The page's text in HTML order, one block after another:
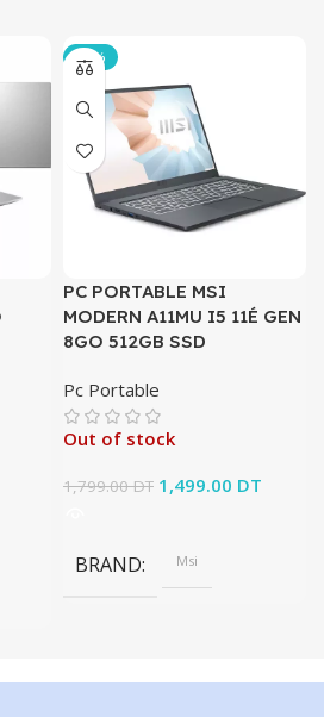
-17%
PC PORTABLE MSI
MODERN A11MU I5 11É GEN
8GO 512GB SSD
Pc Portable
Out of stock
1,799.00DT Le prix initial
1,499.00 DT
BRAND Msi